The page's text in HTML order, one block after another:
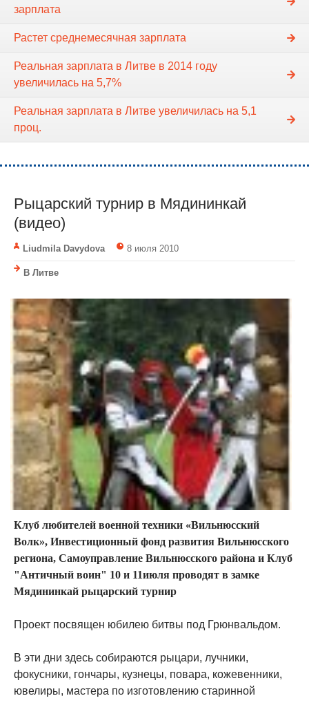
зарплата
Растет среднемесячная зарплата
Реальная зарплата в Литве в 2014 году
увеличилась на 5,7%
Реальная зарплата в Литве увеличилась на 5,1
проц.
Рыцарский турнир в Мядининкай
(видео)
Liudmila Davydova 8 июля 2010
В Литве
Клуб любителей военной техники «Вильнюсский
Волк», Инвестиционный фонд развития Вильнюсского
региона, Самоуправление Вильнюсского района и Клуб
"Античный воин" 10 и 11июля проводят в замке
Мядининкай рыцарский турнир
Проект посвящен юбилею битвы под Грюнвальдом.
В эти дни здесь собираются рыцари, лучники,
фокусники, гончары, кузнецы, повара, кожевенники,
ювелиры, мастера по изготовлению старинной